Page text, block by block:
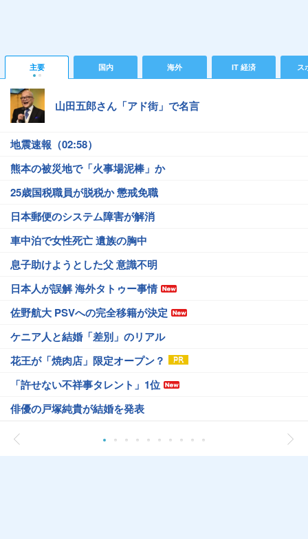
主要 国内 海外 IT 経済 ス
山田五郎さん「アド街」で名言
地震速報（02:58）
熊本の被災地で「火事場泥棒」か
25歳国税職員が脱税か 懲戒免職
日本郵便のシステム障害が解消
車中泊で女性死亡 遺族の胸中
息子助けようとした父 意識不明
日本人が誤解 海外タトゥー事情
佐野航大 PSVへの完全移籍が決定
ケニア人と結婚「差別」のリアル
花王が「焼肉店」限定オープン？
「許せない不祥事タレント」1位
俳優の戸塚純貴が結婚を発表